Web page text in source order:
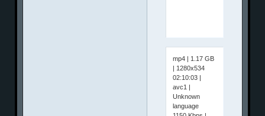
mp4 | 1.17 GB
| 1280x534
02:10:03 |
avc1 |
Unknown
language